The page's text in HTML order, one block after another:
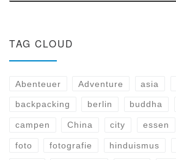
TAG CLOUD
Abenteuer Adventure asia
backpacking berlin buddha
campen China city essen
foto fotografie hinduismus